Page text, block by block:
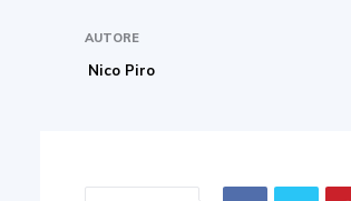
AUTORE
Nico Piro